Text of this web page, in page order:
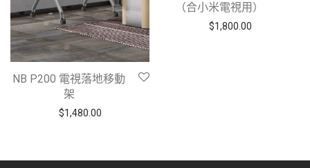
NB P200 電視落地移動
架
$1,480.00
（合小米電視用）
$1,800.00